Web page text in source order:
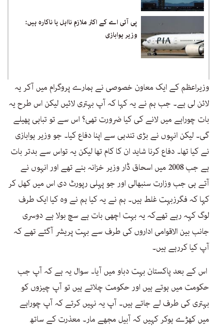
پی آئی اے کے اکثر ملازم نااہل یا ناکارہ ہیں:
وزیر ہوابازی
وزیراعظم کے ایک معاون خصوصی نے ہمارے پروگرام میں آکر یہ
لائن لی ہے۔ جب ہم نے یہ کہا کہ آپ بہتری لائیں لیکن اس طرح یہ
بات چوراہے میں لانے کی کیا ضرورت تھی؟ اس سے تو تباہی پھیلے
گی۔ لیکن انہوں نے بڑی تندہی سے اپنا دفاع کیا۔ جو وزیر ہوابازی
نے کیا تھا۔ دفاع کرنا شاید ان کا کام تھا لیکن یہ تواس سے بدتر بات
ہے جب 2008 میں اسحاق ڈار وزیر خزانہ بنے تھے اور انہوں نے
آتے ہی جب وزارت سنبھالی اور جو پہلی رپورٹ دی اس میں کھل کر
کہا کہ فگرزبہت غلط ہیں۔ ہم نے یہ کیا ہم نے وہ کیا ایک طرف
لوگ کہہ رہے تھےکہ یہ بہت اچھی بات ہے سچ بولا ہے دوسری
جانب بین الاقوامی اداروں کی طرف سے بہت پریشر آگئے تھے کہ
آپ کیا کررہے ہیں۔
اس کے بعد پاکستان بہت دباو میں آیا۔ سوال یہ ہے کہ آپ جب
حکومت میں ہوتے ہیں اور حکومت چلاتے ہیں تو آپ چیزوں کو
بہتری کی طرف لے جاتے ہیں۔ آپ یہ نہیں کرتے کہ آپ چوراہے
میں کھڑے ہوکر کہیں کہ آبیل مجھے مار۔ معذرت کے ساتھ